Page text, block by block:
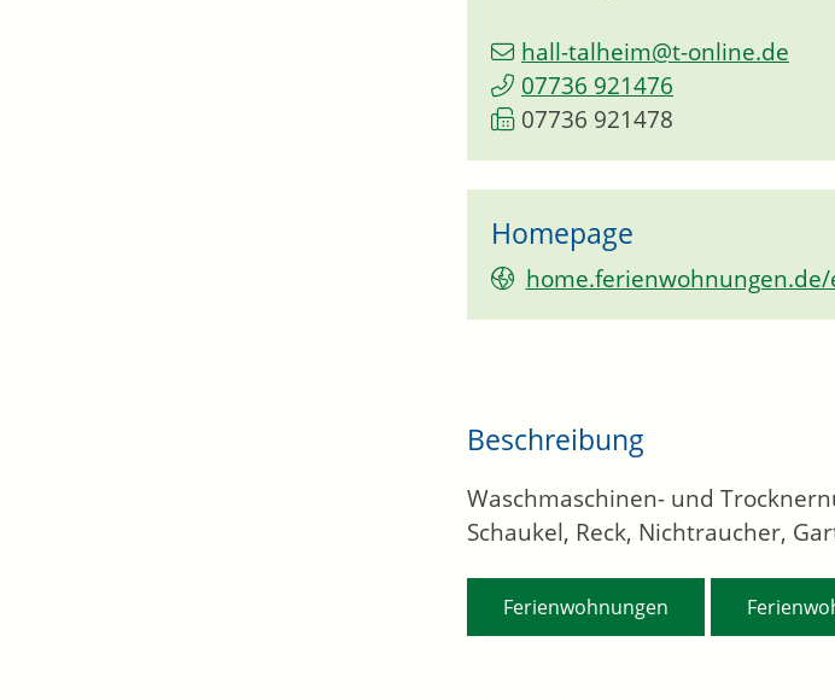
hall-talheim@t-online.de
07736 921476
07736 921478
Homepage
home.ferienwohnungen.de/
Beschreibung
Waschmaschinen- und
Schaukel, Reck, Nichtraucher,
Ferienwohnungen